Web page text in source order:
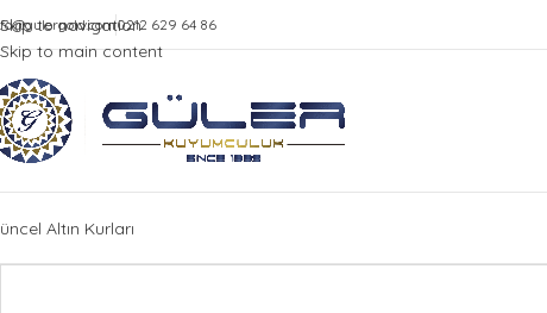
Skip to navigation
Skip to main content
0212 629 64 86
Altın Kurları